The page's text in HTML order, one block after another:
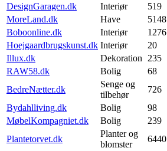
DesignGaragen.dk
Interiør 519
MoreLand.dk
Have 5148
Boboonline.dk
Interiør 1276
Hoejgaardbrugskunst.dk Interiør 20
Illux.dk
Dekoration 235
RAW58.dk
Bolig 68
BedreNætter.dk
Senge og
tilbehør
726
Bydahlliving.dk
Bolig 98
MøbelKompagniet.dk
Bolig 239
Plantetorvet.dk
Planter og
blomster
6440